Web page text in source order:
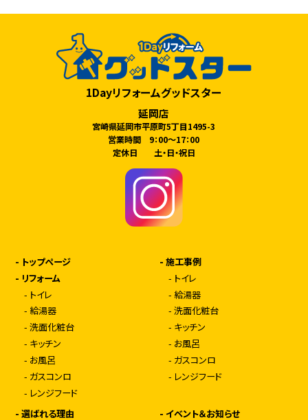
1Dayリフォームグッドスター
延岡店
宮崎県延岡市平原町5丁目1495-3
営業時間 9：00～17：00
定休日 土・日・祝日
- トップページ
- リフォーム
- トイレ
- 給湯器
- 洗面化粧台
- キッチン
- お風呂
- ガスコンロ
- レンジフード
-施工事例
- トイレ
-給湯器
-洗面化粧台
- キッチン
- お風呂
- ガスコンロ
- レンジフード
- 選ばれる理由 - イベント＆お知らせ